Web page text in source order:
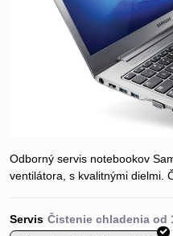
Odborný servis notebookov
ventilátora, s kvalitnými dielmi.
Servis